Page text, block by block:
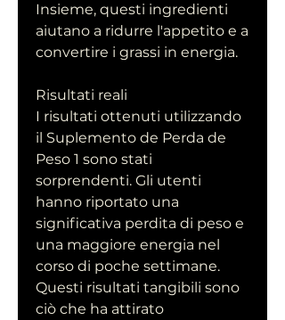
Insieme, questi ingredienti
aiutano a ridurre l'appetito e a
convertire i grassi in energia.
Risultati reali
I risultati ottenuti utilizzando
il Suplemento de Perda de
Peso 1 sono stati
sorprendenti. Gli utenti
hanno riportato una
significativa perdita di peso e
una maggiore energia nel
corso di poche settimane.
Questi risultati tangibili sono
ciò che ha attirato